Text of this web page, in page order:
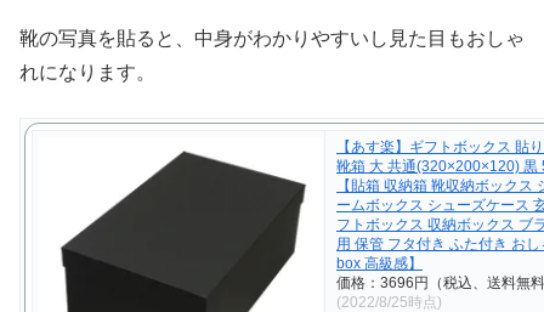
靴の写真を貼ると、中身がわかりやすいし見た目もおしゃ
れになります。
【あす楽】ギフトボックス 貼
靴箱 大 共通(320×200×120) 黒
【貼箱 収納箱 靴収納ボックス
ームボックス シューズケース
フトボックス 収納ボックス ブ
用 保管 フタ付き ふた付き お
box 高級感】
価格：3696円（税込、送料無
(2022/8/25時点)